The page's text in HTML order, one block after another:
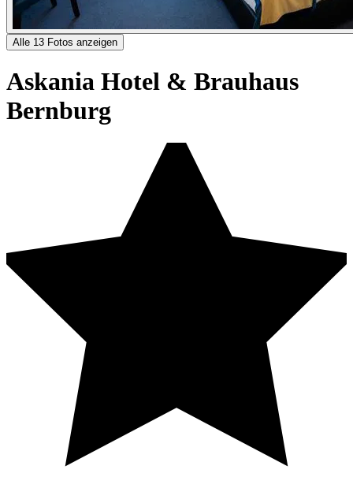
Alle 13 Fotos anzeigen
Askania Hotel & Brauhaus
Bernburg